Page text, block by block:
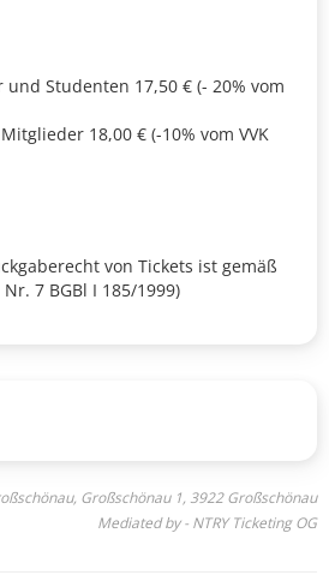
Studenten 17,50 € (- 20% vom
18,00 € (-10% vom VVK
von Tickets ist gemäß
7 BGBl I 185/1999)
Großschönau 1, 3922 Großschönau
Mediated by - NTRY Ticketing OG